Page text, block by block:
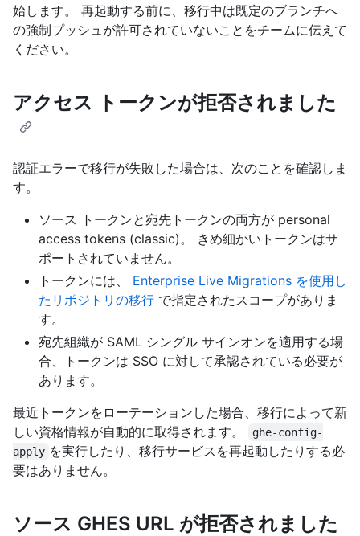
始します。 再起動する前に、移行中は既定のブランチへ
の強制プッシュが許可されていないことをチームに伝えて
ください。
アクセス トークンが拒否されました
認証エラーで移行が失敗した場合は、次のことを確認しま
す。
ソース トークンと宛先トークンの両方が personal
access tokens (classic)。 きめ細かいトークンはサ
ポートされていません。
トークンには、 Enterprise Live Migrations を使用し
たリポジトリの移行 で指定されたスコープがありま
す。
宛先組織が SAML シングル サインオンを適用する場
合、トークンは SSO に対して承認されている必要が
あります。
最近トークンをローテーションした場合、移行によって新
しい資格情報が自動的に取得されます。
ghe-config-
apply を実行したり、移行サービスを再起動したりする必
要はありません。
ソース GHES URL が拒否されました